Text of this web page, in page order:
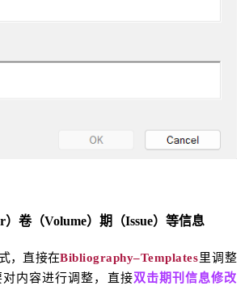
）卷（Volume）期（Issue）等信息
，直接在Bibliography–Templates里调整
内容进行调整，直接双击期刊信息修改